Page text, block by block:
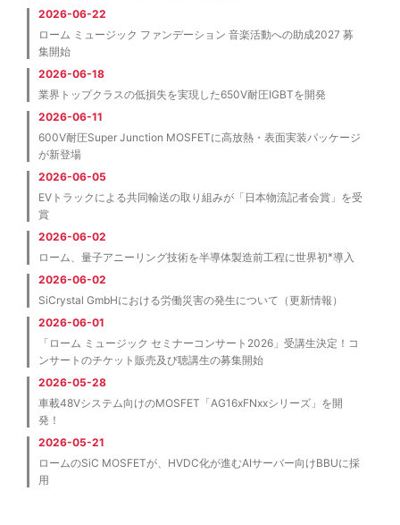
2026-06-22
ローム ミュージック ファンデーション 音楽活動への助成2027 募
集開始
2026-06-18
業界トップクラスの低損失を実現した650V耐圧IGBTを開発
2026-06-11
600V耐圧Super Junction MOSFETに高放熱・表面実装パッケージ
が新登場
2026-06-05
EVトラックによる共同輸送の取り組みが「日本物流記者会賞」を受
賞
2026-06-02
ローム、量子アニーリング技術を半導体製造前工程に世界初※導入
2026-06-02
SiCrystal GmbHにおける労働災害の発生について（更新情報）
2026-06-01
「ローム ミュージック セミナーコンサート2026」受講生決定！コ
ンサートのチケット販売及び聴講生の募集開始
2026-05-28
車載48Vシステム向けのMOSFET「AG16xFNxxシリーズ」を開
発！
2026-05-21
ロームのSiC MOSFETが、HVDC化が進むAIサーバー向けBBUに採
用